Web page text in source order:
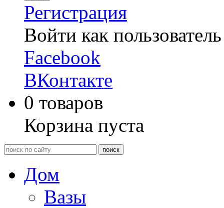
Регистрация
Войти как пользователь
Facebook
ВКонтакте
0 товаров
Корзина пуста
Дом
Вазы